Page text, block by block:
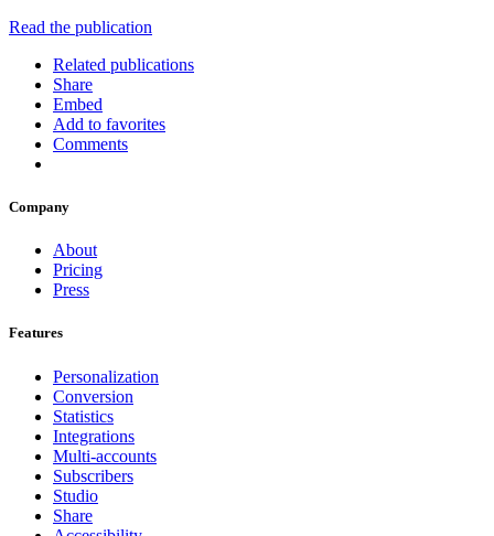
Read the publication
Related publications
Share
Embed
Add to favorites
Comments
Company
About
Pricing
Press
Features
Personalization
Conversion
Statistics
Integrations
Multi-accounts
Subscribers
Studio
Share